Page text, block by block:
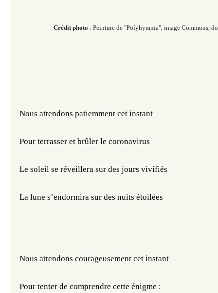
Crédit photo : Peinture de "Polyhymnia", image Commons,
Nous attendons patiemment cet instant
Pour terrasser et brûler le coronavirus
Le soleil se réveillera sur des jours vivifiés
La lune s’endormira sur des nuits étoilées
Nous attendons courageusement cet instant
Pour tenter de comprendre cette énigme :